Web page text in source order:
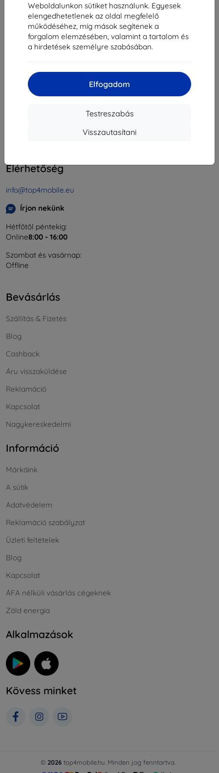
Weboldalunkon sütiket használunk. Egyesek
elengedhetetlenek az oldal megfelelő
működéséhez, míg mások segítenek a
forgalom elemzésében, valamint a tartalom és
a hirdetések személyre szabásában.
Elfogadom
Testreszabás
Visszautasítani
«
Shield-Sk s.r.o.
Rudolf Mocka utca 3750/2A
SK2023549671
Elérhetőség
info@top4mobile.eu
Írjon nekünk
Hétfőtől péntekig:
Online8:00 - 16:00
Szombat és vasárnap:
Offline
Bevásárlás
Szállítás & Fizetés
Blog
Cashback
Áru visszaküldése
Reklamáció
Kapcsolat
Nagykereskedelmi
Információ
Márkáink
A sütik
Adatvédelem
Reklamáció szabályzat
Üzleti feltételek
Blog
Kapcsolat
ÁFA nélküli vásárlás cégeknek
Zöld energia
Alkalmazások
Kövess minket
© 2026 top4mobile.hu. Minden jog fenntartva.